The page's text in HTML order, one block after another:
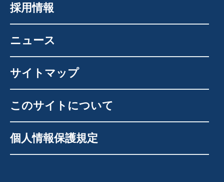
採用情報
ニュース
サイトマップ
このサイトについて
個人情報保護規定